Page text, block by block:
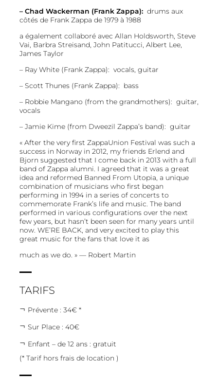
– Chad Wackerman (Frank Zappa): drums aux
côtés de Frank Zappa de 1979 à 1988
a également collaboré avec Allan Holdsworth, Steve
Vai, Barbra Streisand, John Patitucci, Albert Lee,
James Taylor
– Ray White (Frank Zappa): vocals, guitar
– Scott Thunes (Frank Zappa): bass
– Robbie Mangano (from the grandmothers): guitar,
vocals
– Jamie Kime (from Dweezil Zappa’s band): guitar
« After the very first ZappaUnion Festival was such a
success in Norway in 2012, my friends Erlend and
Bjorn suggested that I come back in 2013 with a full
band of Zappa alumni. I agreed that it was a great
idea and reformed Banned From Utopia, a unique
combination of musicians who first began
performing in 1994 in a series of concerts to
commemorate Frank’s life and music. The band
performed in various configurations over the next
few years, but hasn’t been seen for many years until
now. WE’RE BACK, and very excited to play this
great music for the fans that love it as
much as we do. » — Robert Martin
TARIFS
Prévente : 34€ *
Sur Place : 40€
Enfant – de 12 ans : gratuit
(* Tarif hors frais de location )